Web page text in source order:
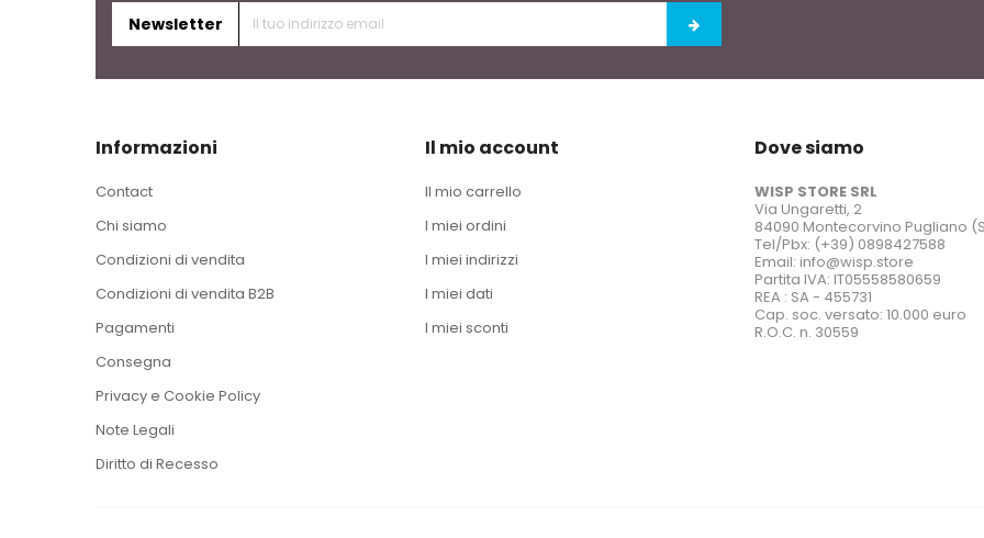
Newsletter
Informazioni
Contact
Chi siamo
Condizioni di vendita
Condizioni di vendita B2B
Pagamenti
Consegna
Privacy e Cookie Policy
Note Legali
Diritto di Recesso
Il mio account
Il mio carrello
I miei ordini
I miei indirizzi
I miei dati
I miei sconti
Dove siamo
WISP STORE SRL
Via Ungaretti, 2
84090 Montecorvino Pugliano
Tel/Pbx: (+39) 0898427588
Email: info@wisp.store
Partita IVA: IT05558580659
REA : SA - 455731
Cap. soc. versato: 10.000 euro
R.O.C. n. 30559